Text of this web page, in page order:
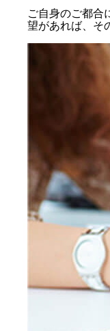
ご自身のご都合
望があれば、そ